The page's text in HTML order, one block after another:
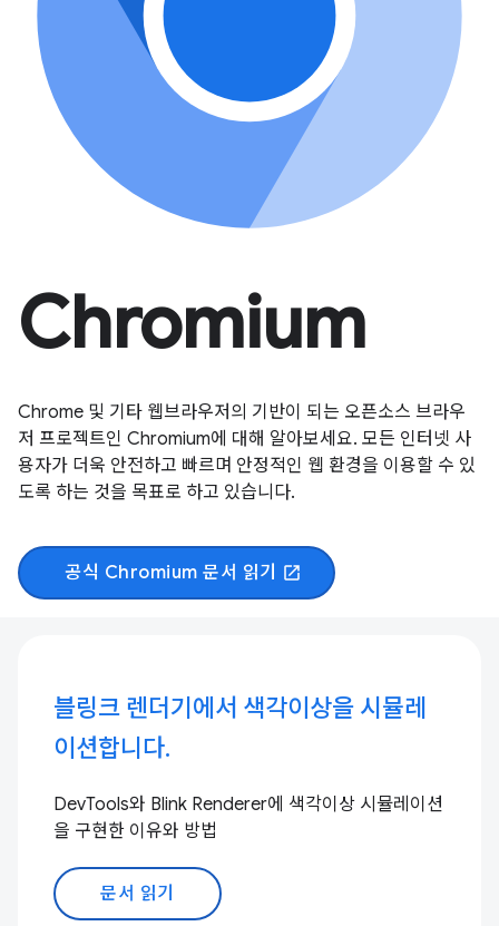
Chromium
Chrome 및 기타 웹브라우저의 기반이 되는 오픈소스 브라우
저 프로젝트인 Chromium에 대해 알아보세요. 모든 인터넷 사
용자가 더욱 안전하고 빠르며 안정적인 웹 환경을 이용할 수 있
도록 하는 것을 목표로 하고 있습니다.
공식 Chromium 문서 읽기 open_in_new
블링크 렌더기에서 색각이상을 시뮬레
이션합니다.
DevTools와 Blink Renderer에 색각이상 시뮬레이션
을 구현한 이유와 방법
문서 읽기